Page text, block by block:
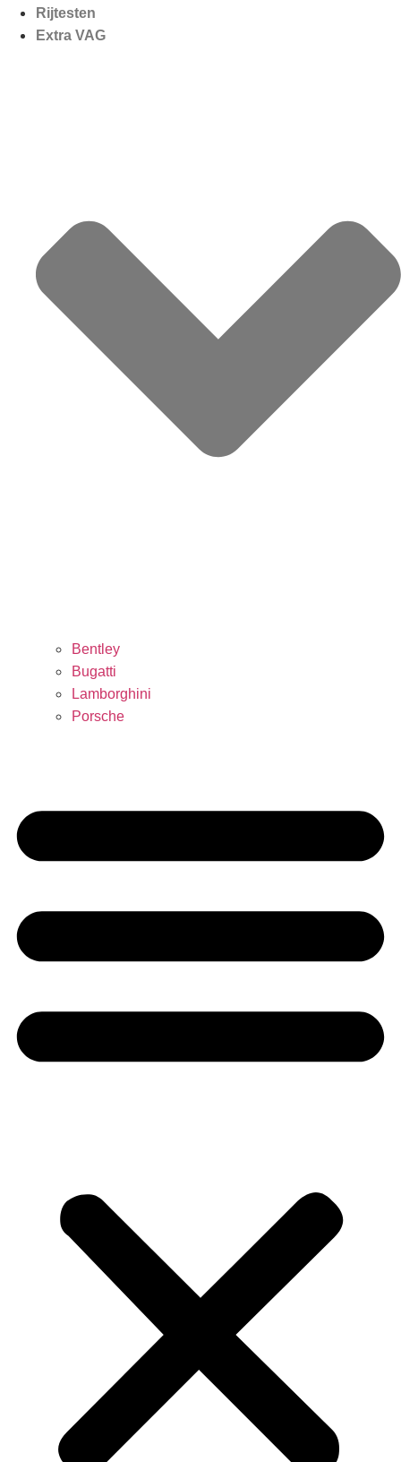
Rijtesten
Extra VAG
Bentley
Bugatti
Lamborghini
Porsche